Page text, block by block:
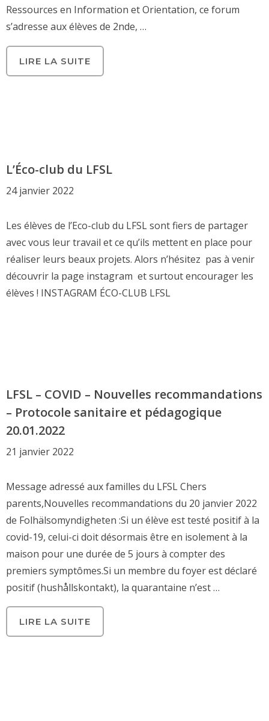
Ressources en Information et Orientation, ce forum
s’adresse aux élèves de 2nde, …
LIRE LA SUITE
L’Éco-club du LFSL
24 janvier 2022
Les élèves de l’Eco-club du LFSL sont fiers de partager
avec vous leur travail et ce qu’ils mettent en place pour
réaliser leurs beaux projets. Alors n’hésitez pas à venir
découvrir la page instagram et surtout encourager les
élèves ! INSTAGRAM ÉCO-CLUB LFSL
LFSL – COVID – Nouvelles recommandations
– Protocole sanitaire et pédagogique
20.01.2022
21 janvier 2022
Message adressé aux familles du LFSL Chers
parents,Nouvelles recommandations du 20 janvier 2022
de Folhälsomyndigheten :Si un élève est testé positif à la
covid-19, celui-ci doit désormais être en isolement à la
maison pour une durée de 5 jours à compter des
premiers symptômes.Si un membre du foyer est déclaré
positif (hushållskontakt), la quarantaine n’est …
LIRE LA SUITE